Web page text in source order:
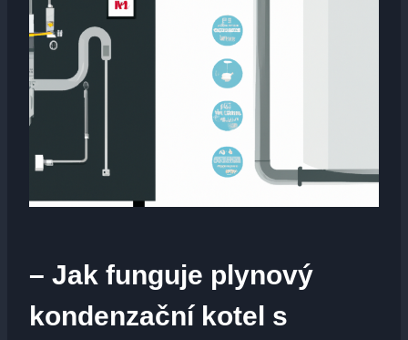
– Jak funguje plynový
kondenzační kotel s